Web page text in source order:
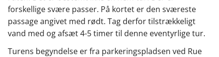
forskellige svære passer. På kortet er den sværeste
passage angivet med rødt. Tag derfor tilstrækkeligt
vand med og afsæt 4-5 timer til denne eventyrlige tur.
Turens begyndelse er fra parkeringspladsen ved Rue